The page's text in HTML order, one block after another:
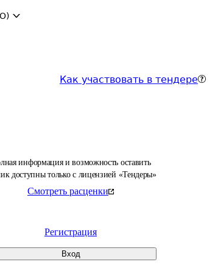
Как участвовать в тендере
информация и возможность оставить
доступны только с лицензией «Тендеры»
Смотреть расценки
Регистрация
Вход